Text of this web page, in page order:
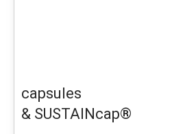
capsules
& SUSTAINcap®